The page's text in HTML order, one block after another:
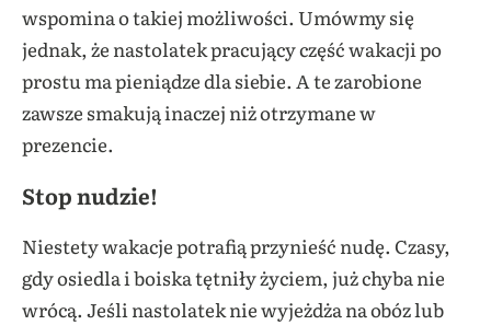
wspomina o takiej możliwości. Umówmy się
jednak, że nastolatek pracujący część wakacji po
prostu ma pieniądze dla siebie. A te zarobione
zawsze smakują inaczej niż otrzymane w
prezencie.
Stop nudzie!
Niestety wakacje potrafią przynieść nudę. Czasy,
gdy osiedla i boiska tętniły życiem, już chyba nie
wrócą. Jeśli nastolatek nie wyjeżdża na obóz lub